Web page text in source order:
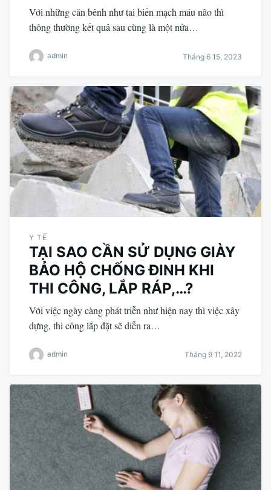
Với những căn bênh như tai biến mạch máu não thì
thông thường kết quả sau cùng là một nửa…
admin Tháng 6 15, 2023
Y TẾ
TẠI SAO CẦN SỬ DỤNG GIÀY
BẢO HỘ CHỐNG ĐINH KHI
THI CÔNG, LẮP RÁP,…?
Với việc ngày càng phát triễn như hiện nay thì việc xây
dựng, thi công lắp đặt sẽ diễn ra…
admin Tháng 9 11, 2022